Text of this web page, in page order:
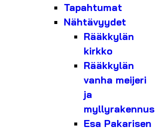
Tapahtumat
Nähtävyydet
Rääkkylän
kirkko
Rääkkylän
vanha meijeri
ja
myllyrakennus
Esa Pakarisen